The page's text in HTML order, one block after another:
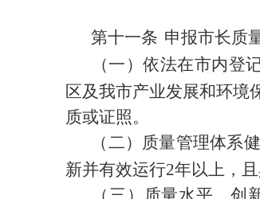
第十一条 申报市长质
（一）依法在市内登
区及我市产业发展和环境
质或证照。
（二）质量管理体系
新并有效运行2年以上，
（三）质量水平、